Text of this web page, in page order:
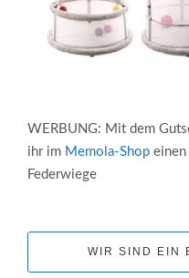
WERBUNG: Mit dem
ihr im Memola-Shop einen
Federwiege
WIR SIND EIN